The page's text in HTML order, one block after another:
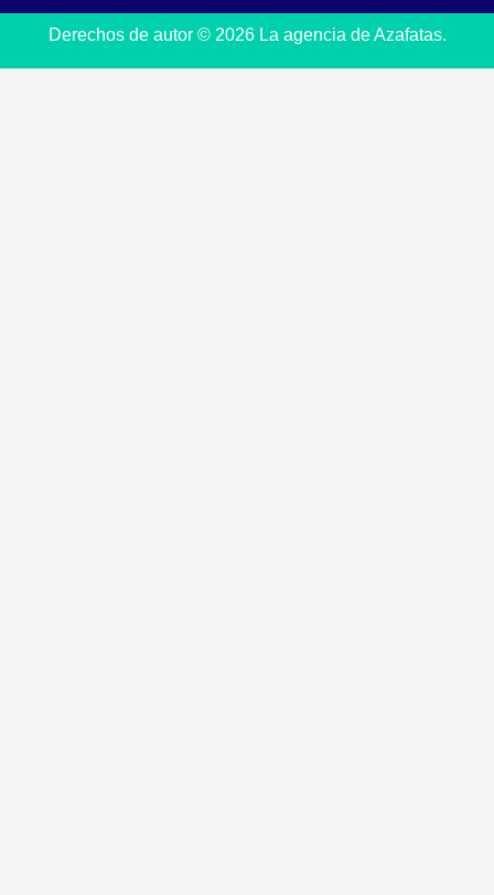
Derechos de autor © 2026 La agencia de Azafatas.